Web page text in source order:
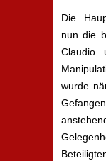
Die
nun die
Claudio
wurde